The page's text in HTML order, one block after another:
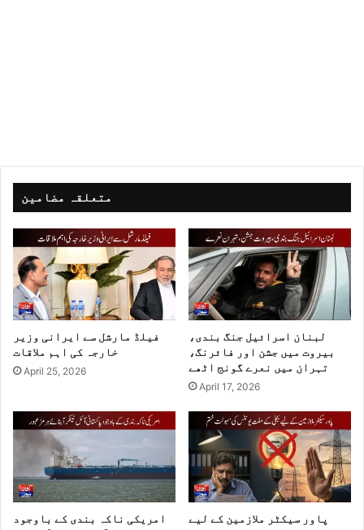
متعلقہ مضامین
فیلڈ مارشل سے ایرانی وزیر
خارجہ کی اہم ملاقات
April 25, 2026
لبنان اسرائیل جنگ بندی،
بیروت میں جشن اور فائرنگ،
تہران میں نعرے گونج اٹھے
April 17, 2026
امریکی ناکہ بندی کے باوجود
پاور سیکٹر ملازمین کے لیے